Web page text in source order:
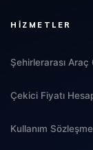
HIZMETLER
Şehirlerarası Araç
Çekici Fiyatı
Kullanım